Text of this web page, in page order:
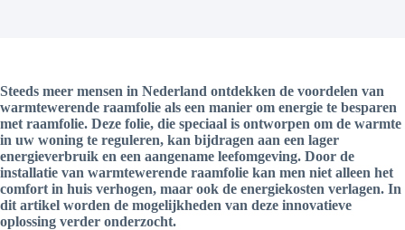
Steeds meer mensen in Nederland ontdekken de voordelen van
warmtewerende raamfolie als een manier om energie te besparen
met raamfolie. Deze folie, die speciaal is ontworpen om de warmte
in uw woning te reguleren, kan bijdragen aan een lager
energieverbruik en een aangename leefomgeving. Door de
installatie van warmtewerende raamfolie kan men niet alleen het
comfort in huis verhogen, maar ook de energiekosten verlagen. In
dit artikel worden de mogelijkheden van deze innovatieve
oplossing verder onderzocht.